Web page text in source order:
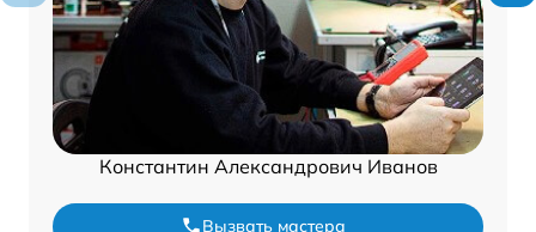
Константин Александрович Иванов
Вызвать мастера